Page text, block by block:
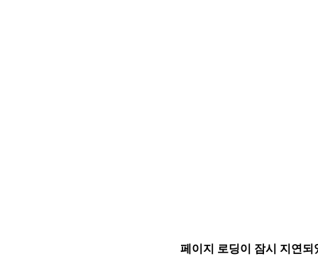
페이지 로딩이 잠시 지연